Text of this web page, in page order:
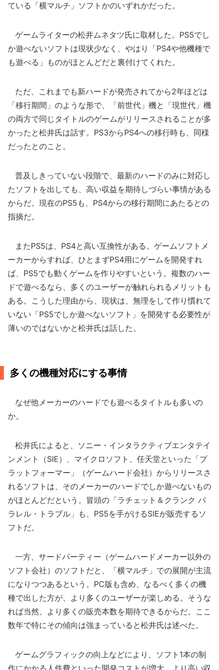
ている「横マルチ」ソフトかのいずれかだった。
ゲームライターの松井ムネタツ氏に取材した。PS5でし
か遊べないソフトは現状少なく、やはり「PS4や他機種で
も遊べる」ものがほとんどだと裏付けてくれた。
ただ、これまでも新ハードが発売されてから2年ほどは
「移行期間」のような形で、「前世代」機と「現世代」機
の両方で同じタイトルのゲームがリリースされることが多
かったと松井氏は話す。PS3からPS4への移行時も、同様
だったとのこと。
普及しきっていない段階で、最新のハードのみに対応し
たソフトを出しても、高い収益を期待しづらい事情がある
からだ。現在のPS5も、PS4からの移行期間にあたるとの
指摘だ。
またPS5は、PS4と高い互換性がある。ゲームソフトメ
ーカーからすれば、ひとまずPS4用にゲームを開発すれ
ば、PS5でも動くゲームを作りやすいという。複数のハー
ドで遊べるなら、多くのユーザーが触れられるメリットも
ある。こうした理由から、現状は、無理をして作り慣れて
いない「PS5でしか遊べないソフト」を開発する必要性が
薄いのではないかと松井氏は話した。
多くの機種対応にする事情
なぜ他メーカーのハードでも遊べるタイトルも多いの
か。
松井氏によると、ソニー・インタラクティブエンタテイ
ンメント（SIE）、マイクロソフト、任天堂といった「プ
ラットフォーマー」（ゲームハード会社）からリリースさ
れるソフトは、そのメーカーのハードでしか遊べないもの
がほとんどだという。冒頭の「ラチェット＆クランク パ
ラレル・トラブル」も、PS5を手がけるSIEが販売するソ
フトだ。
一方、サードパーティー（ゲームハードメーカー以外の
ソフト会社）のソフトだと、「横マルチ」での展開が主流
になりつつあるという。PC版も含め、なるべく多くの機
種で出した方が、より多くのユーザーが楽しめる。そうな
れば当然、より多くの販売本数を期待できるからだ。ここ
数年で特にその傾向は強まっていると松井氏は述べた。
ゲームグラフィックの向上などにより、ソフト1本の制
作にかかる人件費といった開発コストが増大。より高い収